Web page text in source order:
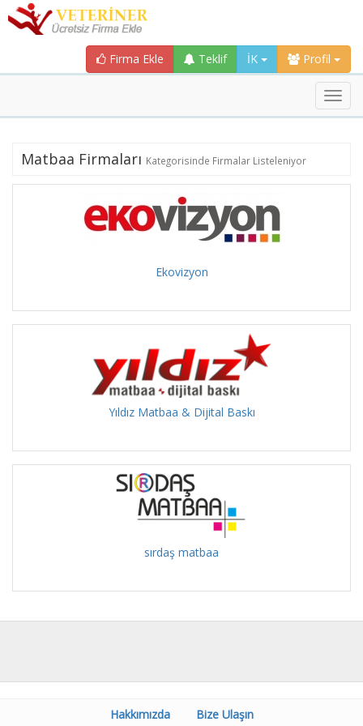
Firma Ekle Teklif İK Profil
Matbaa Firmaları Kategorisinde Firmalar Listeleniyor
Ekovizyon
Yıldız Matbaa & Dijital Baskı
sırdaş matbaa
Hakkımızda Bize Ulaşın